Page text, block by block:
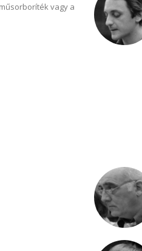
vagy a